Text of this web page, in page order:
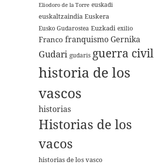
Eliodoro de la Torre euskadi
euskaltzaindia Euskera
Eusko Gudarostea Euzkadi exilio
Franco franquismo Gernika
Gudari gudaris guerra civil
historia de los
vascos
historias
Historias de los
vacos
historias de los vasco